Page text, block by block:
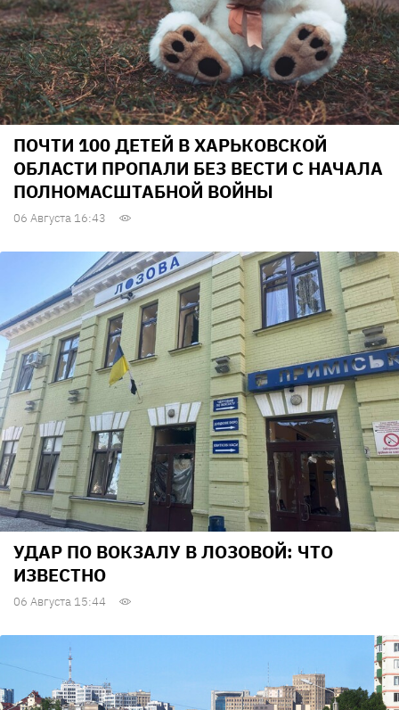
ПОЧТИ 100 ДЕТЕЙ В ХАРЬКОВСКОЙ
ОБЛАСТИ ПРОПАЛИ БЕЗ ВЕСТИ С НАЧАЛА
ПОЛНОМАСШТАБНОЙ ВОЙНЫ
06 Августа 16:43
УДАР ПО ВОКЗАЛУ В ЛОЗОВОЙ: ЧТО
ИЗВЕСТНО
06 Августа 15:44